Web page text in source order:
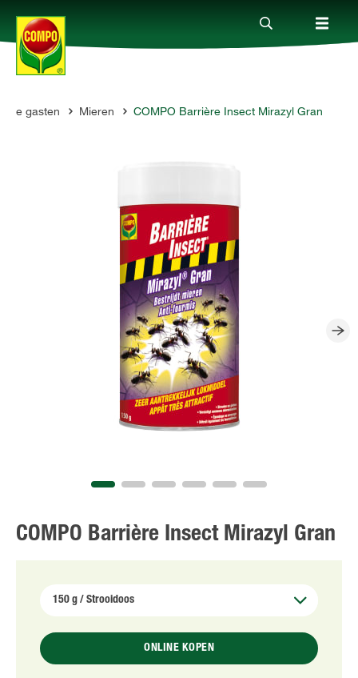
Producten
gasten Mieren COMPO Barrière Insect Mirazyl Gran
COMPO Barrière Insect Mirazyl Gran
ONLINE KOPEN